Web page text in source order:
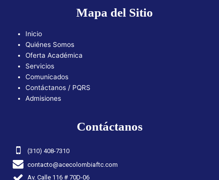
Mapa del Sitio
Inicio
Quiénes Somos
Oferta Académica
Servicios
Comunicados
Contáctanos / PQRS
Admisiones
Contáctanos
(310) 408-7310
contacto@acecolombiaftc.com
Av. Calle 116 # 70D-06